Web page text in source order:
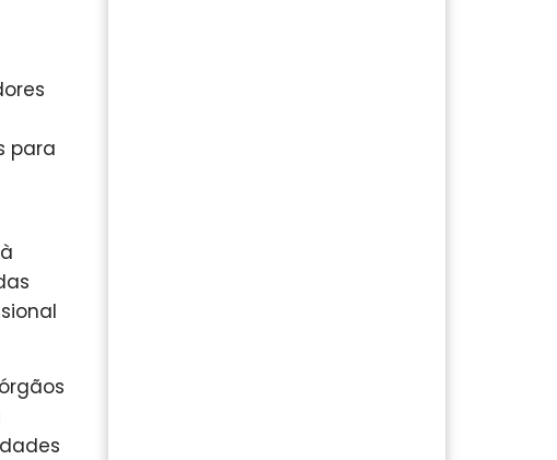
para